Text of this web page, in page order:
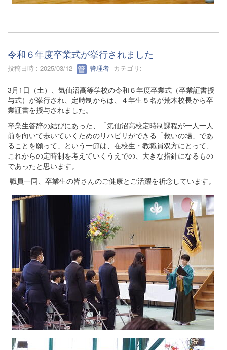
令和６年度卒業式が挙行されました
投稿日時 : 2025/03/12 管理者 カテゴリ:
3月1日（土）、気仙沼高等学校の令和６年度卒業式（卒業証書授
与式）が挙行され、定時制からは、４年生５名が荒木校長から卒
業証書を授与されました。
卒業生答辞の結びにあった、「気仙沼高校定時制課程が一人一人
前を向いて歩いていくためのリハビリができる「救いの場」であ
ることを願って」という一節は、在校生・教職員双方にとって、
これからの定時制を考えていくうえでの、大きな指針になるもの
であったと思います。
職員一同、卒業生の皆さんのご健康とご活躍を祈念しています。